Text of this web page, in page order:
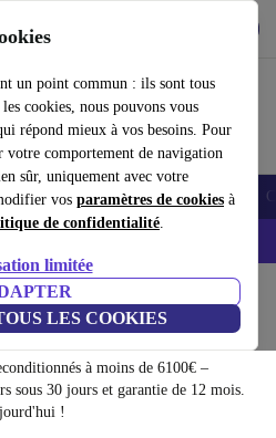
un point commun : ils sont tous
cookies, nous pouvons vous
répond mieux à vos besoins. Pour
votre comportement de navigation
sûr, uniquement avec votre
vos paramètres de cookies à
de confidentialité.
limitée
LES COOKIES
Montres connectées Accessoires
– Code : IPHONEDEAL -
à moins de 6100€ –
sous 30 jours et garantie de 12 mois.
!